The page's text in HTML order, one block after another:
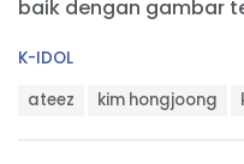
baik dengan gambar
C
K-IDOL
ateez kim hongjoong